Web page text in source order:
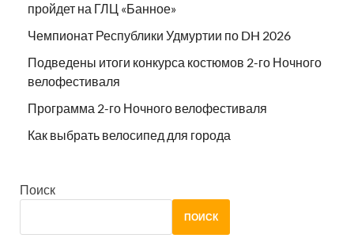
пройдет на ГЛЦ «Банное»
Чемпионат Республики Удмуртии по DH 2026
Подведены итоги конкурса костюмов 2-го Ночного
велофестиваля
Программа 2-го Ночного велофестиваля
Как выбрать велосипед для города
Поиск
ПОИСК